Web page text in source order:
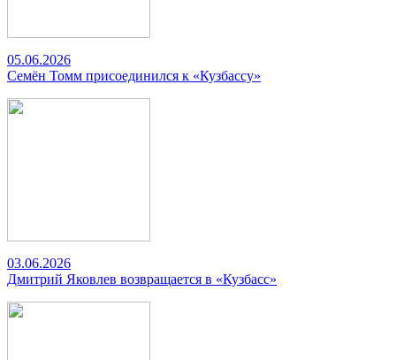
05.06.2026
Семён Томм присоединился к «Кузбассу»
03.06.2026
Дмитрий Яковлев возвращается в «Кузбасс»